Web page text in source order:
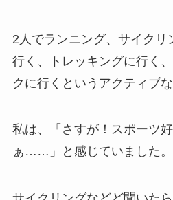
2人でランニング、サイクリ
行く、トレッキングに行く
クに行くというアクティブ
私は、「さすが！スポーツ
ぁ……」と感じていました。